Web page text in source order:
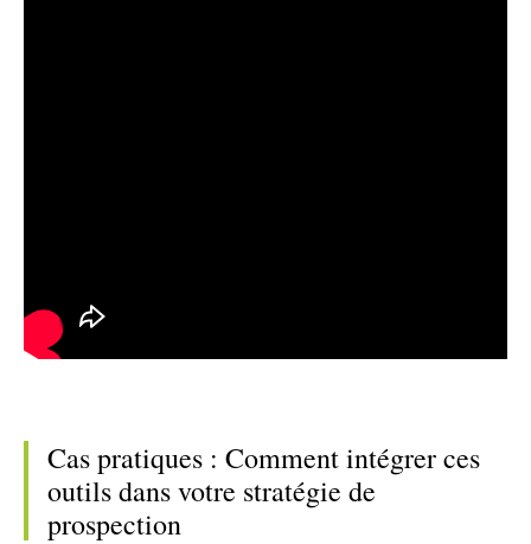
Cas pratiques : Comment intégrer ces
outils dans votre stratégie de
prospection